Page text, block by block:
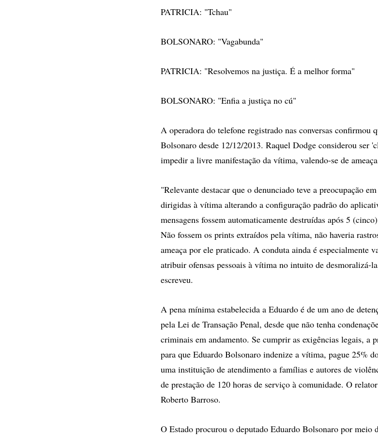
PATRICIA: "Tchau"
BOLSONARO: "Vagabunda"
PATRICIA: "Resolvemos na justiça. É a melhor forma"
BOLSONARO: "Enfia a justiça no cú"
A operadora do telefone registrado nas conversas confirmou
Bolsonaro desde 12/12/2013. Raquel Dodge considerou ser
impedir a livre manifestação da vítima, valendo-se de
"Relevante destacar que o denunciado teve a preocupação
dirigidas à vítima alterando a configuração padrão do
mensagens fossem automaticamente destruídas após 5
Não fossem os prints extraídos pela vítima, não haveria
ameaça por ele praticado. A conduta ainda é especialmente
atribuir ofensas pessoais à vítima no intuito de desmoralizá-
escreveu.
A pena mínima estabelecida a Eduardo é de um ano de
pela Lei de Transação Penal, desde que não tenha
criminais em andamento. Se cumprir as exigências legais, a
para que Eduardo Bolsonaro indenize a vítima, pague 25%
uma instituição de atendimento a famílias e autores de
de prestação de 120 horas de serviço à comunidade. O
Roberto Barroso.
O Estado procurou o deputado Eduardo Bolsonaro por meio